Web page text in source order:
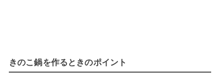
きのこ鍋を作るときのポイント